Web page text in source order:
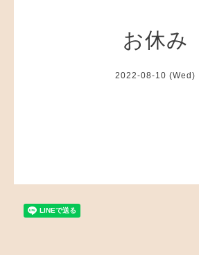
お休み
2022-08-10 (Wed)